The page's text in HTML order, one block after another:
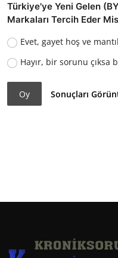
Türkiye'ye Yeni Gelen
Markaları Tercih Eder
Evet, gayet hoş ve
Hayır, bir sorunu çıksa
Oy Sonuçları